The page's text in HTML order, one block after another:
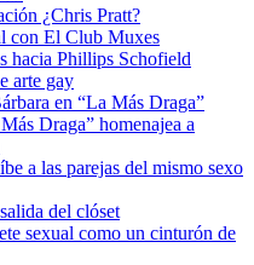
¿Chris Pratt?
con El Club Muxes
hacia Phillips Schofield
arte gay
en “La Más Draga”
Draga” homenajea a
a las parejas del mismo sexo
del clóset
sexual como un cinturón de